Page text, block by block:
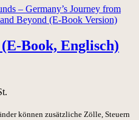
Book, Englisch)
können zusätzliche Zölle, Steuern